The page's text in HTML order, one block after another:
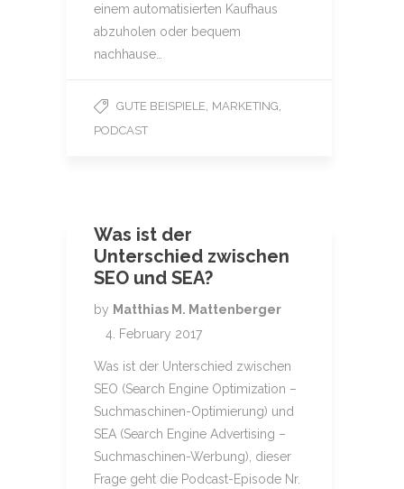
einem automatisierten Kaufhaus
abzuholen oder bequem
nachhause…
GUTE BEISPIELE MARKETING
PODCAST
Was ist der
Unterschied zwischen
SEO und SEA?
by Matthias M. Mattenberger
4. February 2017
Was ist der Unterschied zwischen
SEO (Search Engine Optimization –
Suchmaschinen-Optimierung) und
SEA (Search Engine Advertising –
Suchmaschinen-Werbung), dieser
Frage geht die Podcast-Episode Nr.